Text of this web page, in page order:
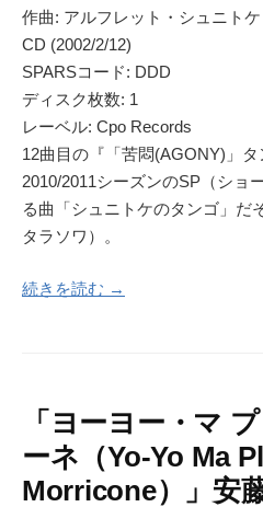
作曲: アルフレット・シュニトケ
CD (2002/2/12)
SPARSコード: DDD
ディスク枚数: 1
レーベル: Cpo Records
12曲目の『「苦悶(AGONY)」
2010/2011シーズンのSP（ショ
る曲「シュニトケのタンゴ」だ
タラソワ）。
続きを読む →
「ヨーヨー・マ
ーネ（Yo-Yo Ma
Morricone）」安